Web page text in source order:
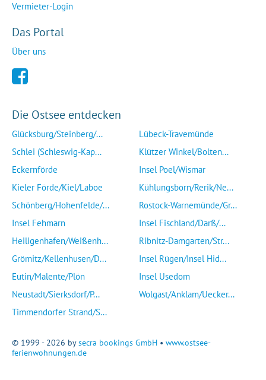
Vermieter-Login
Das Portal
Über uns
Die Ostsee entdecken
Glücksburg/Steinberg/...
Schlei (Schleswig-Kap...
Eckernförde
Kieler Förde/Kiel/Laboe
Schönberg/Hohenfelde/...
Insel Fehmarn
Heiligenhafen/Weißenh...
Grömitz/Kellenhusen/D...
Eutin/Malente/Plön
Neustadt/Sierksdorf/P...
Timmendorfer Strand/S...
Lübeck-Travemünde
Klützer Winkel/Bolten...
Insel Poel/Wismar
Kühlungsborn/Rerik/Ne...
Rostock-Warnemünde/Gr...
Insel Fischland/Darß/...
Ribnitz-Damgarten/Str...
Insel Rügen/Insel Hid...
Insel Usedom
Wolgast/Anklam/Uecker...
© 1999 - 2026 bysecra bookings GmbH • www.ostsee-
ferienwohnungen.de